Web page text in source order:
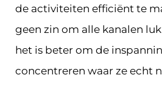
de activiteiten efficiënt te
geen zin om alle kanalen
het is beter om de
concentreren waar ze echt